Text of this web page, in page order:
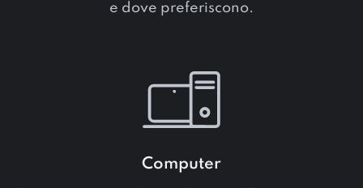
e dove preferiscono.
Computer